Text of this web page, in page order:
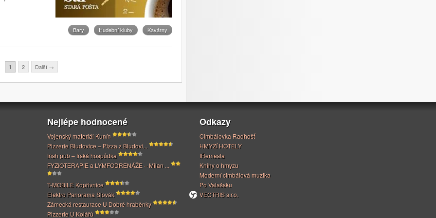
Bary Hudební kluby Kavárny
1 2 Další →
Nejlépe hodnocené
Vojenský materiál Kunín
Pizzerie Bludovice – Pizza z Bludovi...
Irish pub – Irská hospůdka
FYZIOTERAPIE a LYMFODRENÁŽE – Milan ...
T-MOBILE Kopřivnice
Elektro Panorama Slovák
Zámecká restaurace U Dobré hraběnky
Pizzerie U Kolářů
Odkazy
Cimbálovka Radhošť
HMYZÍ HOTELY
IŘemesla
Knihy o hmyzu
Moderní cimbálová muzika
Po Valašsku
VECTRIS s.r.o.